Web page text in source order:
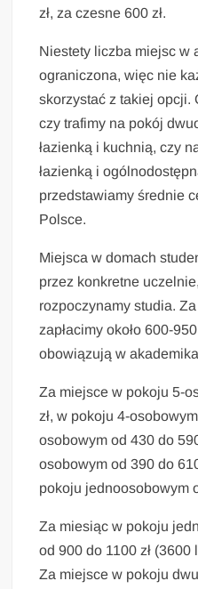
zł, za czesne 600 zł.
Niestety liczba miejsc w
ograniczona, więc nie
skorzystać z takiej opcji.
czy trafimy na pokój
łazienką i kuchnią, czy
łazienką i
przedstawiamy średnie
Polsce.
Miejsca w domach
przez konkretne
rozpoczynamy studia.
zapłacimy około 600-
obowiązują w
Za miejsce w pokoju 5-
zł, w pokoju 4-
osobowym od 430 do
osobowym od 390 do
pokoju jednoosobowym
Za miesiąc w pokoju
od 900 do 1100 zł (3600
Za miejsce w pokoju